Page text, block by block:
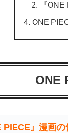
『
ONE
ONE
PIECE』漫画